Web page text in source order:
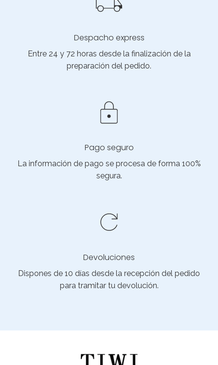
Despacho express
Entre 24 y 72 horas desde la finalización de la
preparación del pedido.
Pago seguro
La información de pago se procesa de forma 100%
segura.
Devoluciones
Dispones de 10 días desde la recepción del pedido
para tramitar tu devolución.